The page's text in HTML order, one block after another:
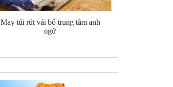
May túi rút vải bố trung tâm anh
ngữ